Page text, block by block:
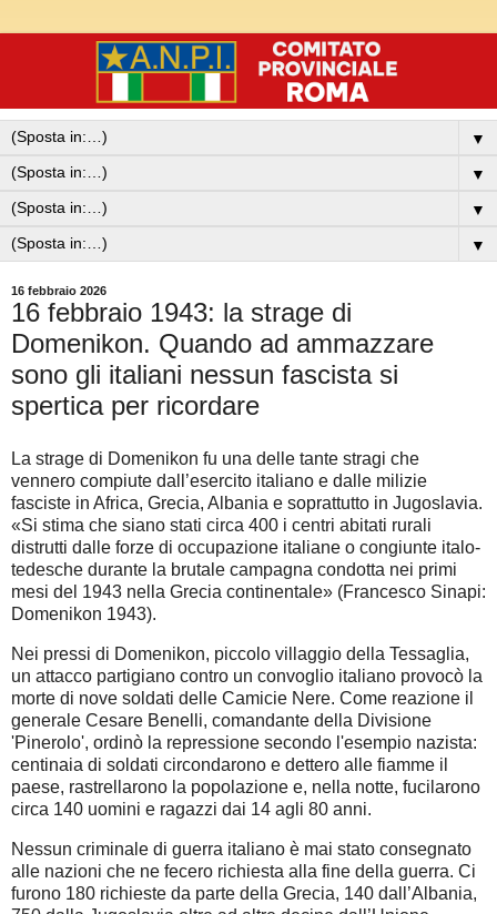
▼
▼
▼
▼
16 febbraio 2026
16 febbraio 1943: la strage di
Domenikon. Quando ad ammazzare
sono gli italiani nessun fascista si
spertica per ricordare
La strage di Domenikon fu una delle tante stragi che
vennero compiute dall’esercito italiano e dalle milizie
fasciste in Africa, Grecia, Albania e soprattutto in Jugoslavia.
«Si stima che siano stati circa 400 i centri abitati rurali
distrutti dalle forze di occupazione italiane o congiunte italo-
tedesche durante la brutale campagna condotta nei primi
mesi del 1943 nella Grecia continentale» (Francesco Sinapi:
Domenikon 1943).
Nei pressi di Domenikon, piccolo villaggio della Tessaglia,
un attacco partigiano contro un convoglio italiano provocò la
morte di nove soldati delle Camicie Nere. Come reazione il
generale Cesare Benelli, comandante della Divisione
'Pinerolo', ordinò la repressione secondo l'esempio nazista:
centinaia di soldati circondarono e dettero alle fiamme il
paese, rastrellarono la popolazione e, nella notte, fucilarono
circa 140 uomini e ragazzi dai 14 agli 80 anni.
Nessun criminale di guerra italiano è mai stato consegnato
alle nazioni che ne fecero richiesta alla fine della guerra. Ci
furono 180 richieste da parte della Grecia, 140 dall’Albania,